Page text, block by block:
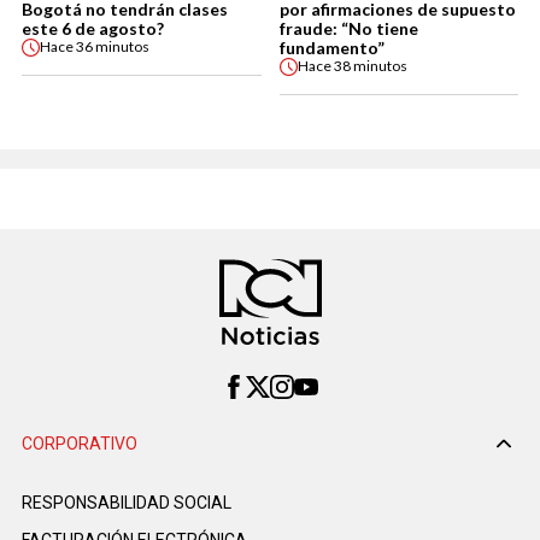
Bogotá no tendrán clases
este 6 de agosto?
Hace36 minutos
por afirmaciones de supuesto
fraude: “No tiene
fundamento”
Hace38 minutos
CORPORATIVO
RESPONSABILIDAD SOCIAL